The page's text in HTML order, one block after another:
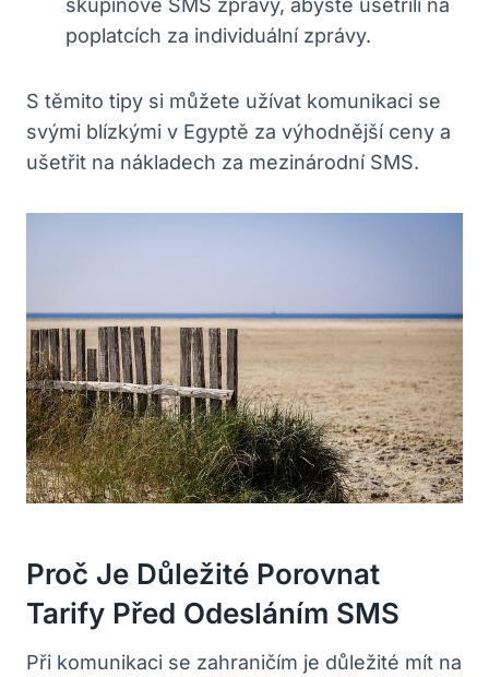
poplatcích za individuální zprávy.
S těmito tipy si můžete užívat komunikaci se
svými blízkými v Egyptě za výhodnější ceny a
ušetřit na nákladech za mezinárodní SMS.
Proč Je Důležité Porovnat
Tarify Před Odesláním SMS
Při komunikaci se zahraničím je důležité mít na